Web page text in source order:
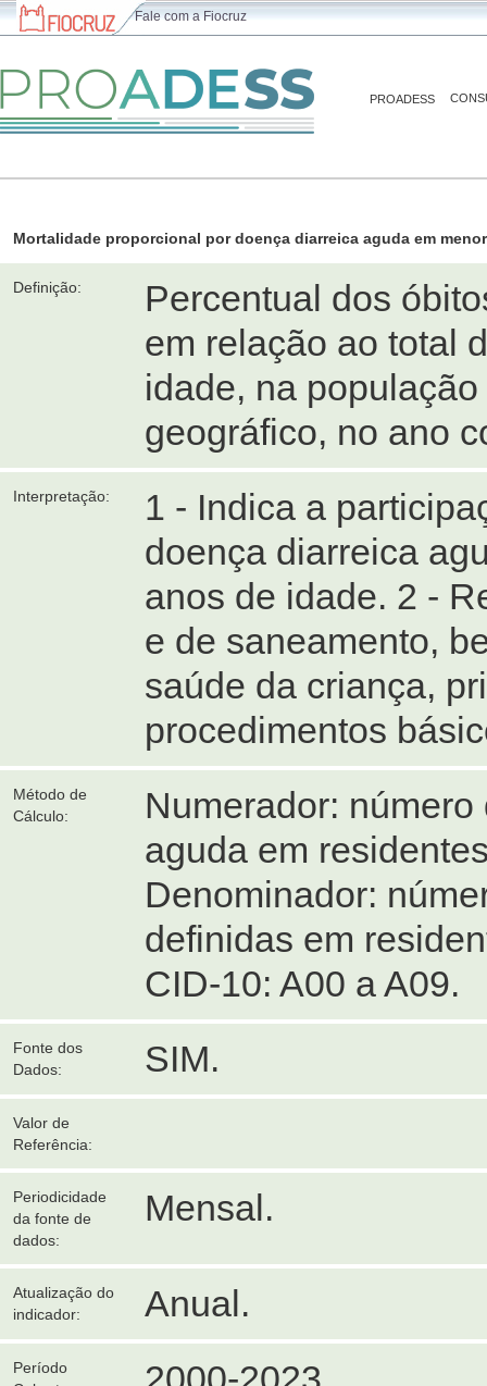
Fale com a Fiocruz
PROADESS
Mortalidade proporcional por doença diarreica aguda em
Definição:
Percentual dos
em relação ao total
idade, na
geográfico, no ano
Interpretação:
1 - Indica a
doença diarreica
anos de idade. 2 -
e de saneamento,
saúde da criança,
procedimentos
Método de
Cálculo:
Numerador:
aguda em
Denominador:
definidas em
CID-10: A00 a A09.
Fonte dos
Dados:
SIM.
Valor de
Referência:
Periodicidade
da fonte de
dados:
Mensal.
Atualização do
indicador:
Anual.
Período